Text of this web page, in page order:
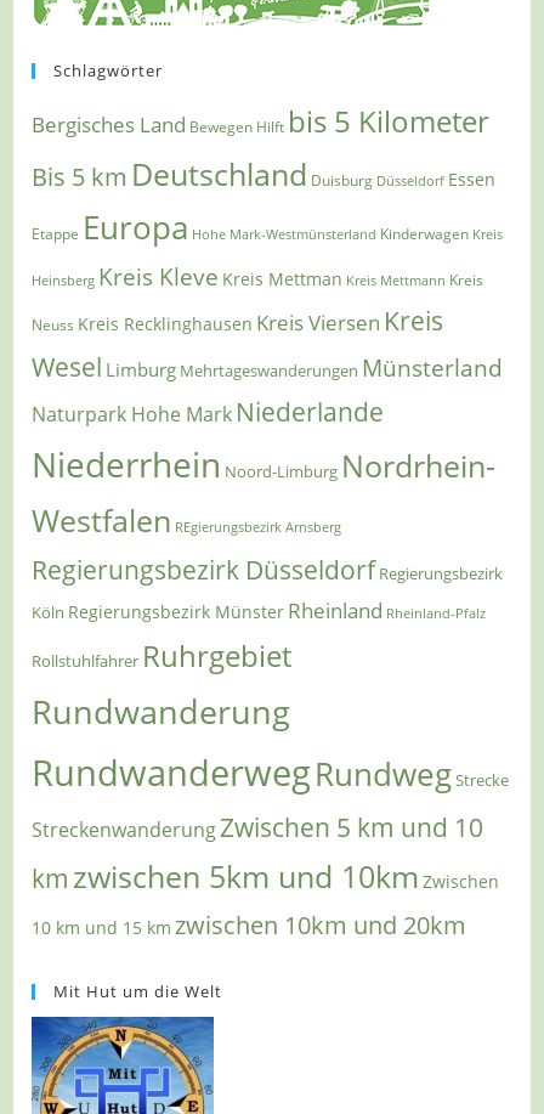
Schlagwörter
Bergisches Land Bewegen Hilft bis 5 Kilometer
Bis 5 km Deutschland Duisburg Düsseldorf Essen
Etappe Europa Hohe Mark-Westmünsterland Kinderwagen Kreis
Heinsberg Kreis Kleve Kreis Mettman Kreis Mettmann Kreis
Neuss Kreis Recklinghausen Kreis Viersen Kreis
Wesel Limburg Mehrtageswanderungen Münsterland
Naturpark Hohe Mark Niederlande
Niederrhein Noord-Limburg Nordrhein-
Westfalen REgierungsbezirk Arnsberg
Regierungsbezirk Düsseldorf Regierungsbezirk
Köln Regierungsbezirk Münster Rheinland Rheinland-Pfalz
Rollstuhlfahrer Ruhrgebiet
Rundwanderung
RundwanderwegRundwegStrecke
StreckenwanderungZwischen 5 km und 10
km zwischen 5km und 10km Zwischen
10 km und 15 km zwischen 10km und 20km
Mit Hut um die Welt